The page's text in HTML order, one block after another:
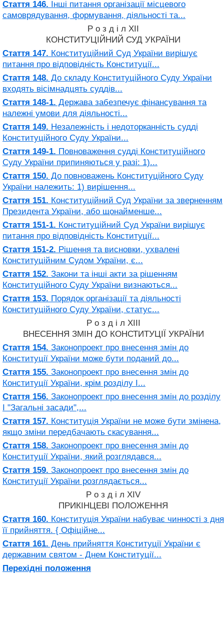
Стаття 146. Інші питання організації місцевого
самоврядування, формування, діяльності та...
Р о з д і л XII
КОНСТИТУЦІЙНИЙ СУД УКРАЇНИ
Стаття 147. Конституційний Суд України вирішує
питання про відповідність Конституції...
Стаття 148. До складу Конституційного Суду України
входять вісімнадцять суддів...
Стаття 148-1. Держава забезпечує фінансування та
належні умови для діяльності...
Стаття 149. Незалежність і недоторканність судді
Конституційного Суду України...
Стаття 149-1. Повноваження судді Конституційного
Суду України припиняються у разі: 1)...
Стаття 150. До повноважень Конституційного Суду
України належить: 1) вирішення...
Стаття 151. Конституційний Суд України за зверненням
Президента України, або щонайменше...
Стаття 151-1. Конституційний Суд України вирішує
питання про відповідність Конституції...
Стаття 151-2. Рішення та висновки, ухвалені
Конституційним Судом України, є...
Стаття 152. Закони та інші акти за рішенням
Конституційного Суду України визнаються...
Стаття 153. Порядок організації та діяльності
Конституційного Суду України, статус...
Р о з д і л XIII
ВНЕСЕННЯ ЗМІН ДО КОНСТИТУЦІЇ УКРАЇНИ
Стаття 154. Законопроект про внесення змін до
Конституції України може бути поданий до...
Стаття 155. Законопроект про внесення змін до
Конституції України, крім розділу I...
Стаття 156. Законопроект про внесення змін до розділу
I "Загальні засади",...
Стаття 157. Конституція України не може бути змінена,
якщо зміни передбачають скасування...
Стаття 158. Законопроект про внесення змін до
Конституції України, який розглядався...
Стаття 159. Законопроект про внесення змін до
Конституції України розглядається...
Р о з д і л XIV
ПРИКІНЦЕВІ ПОЛОЖЕННЯ
Стаття 160. Конституція України набуває чинності з дня
її прийняття. { Офіційне...
Стаття 161. День прийняття Конституції України є
державним святом - Днем Конституції...
Перехідні положення